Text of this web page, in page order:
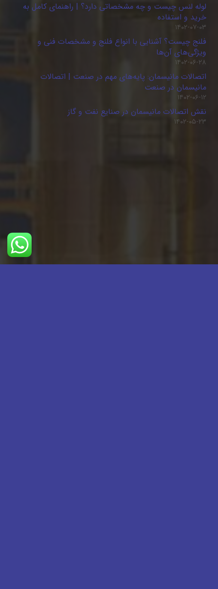
لوله لنس چیست و چه مشخصاتی دارد؟ | راهنمای کامل به
خرید و استفاده
۱۴۰۲-۰۷-۰۳
فلنج چیست؟ آشنایی با انواع فلنج و مشخصات فنی و
ویژگی‌های آن‌ها
۱۴۰۲-۰۶-۲۸
اتصالات مانیسمان: پایه‌های مهم در صنعت | اتصالات
مانیسمان در صنعت
۱۴۰۲-۰۶-۱۲
نقش اتصالات مانیسمان در صنایع نفت و گاز
۱۴۰۲-۰۵-۲۳